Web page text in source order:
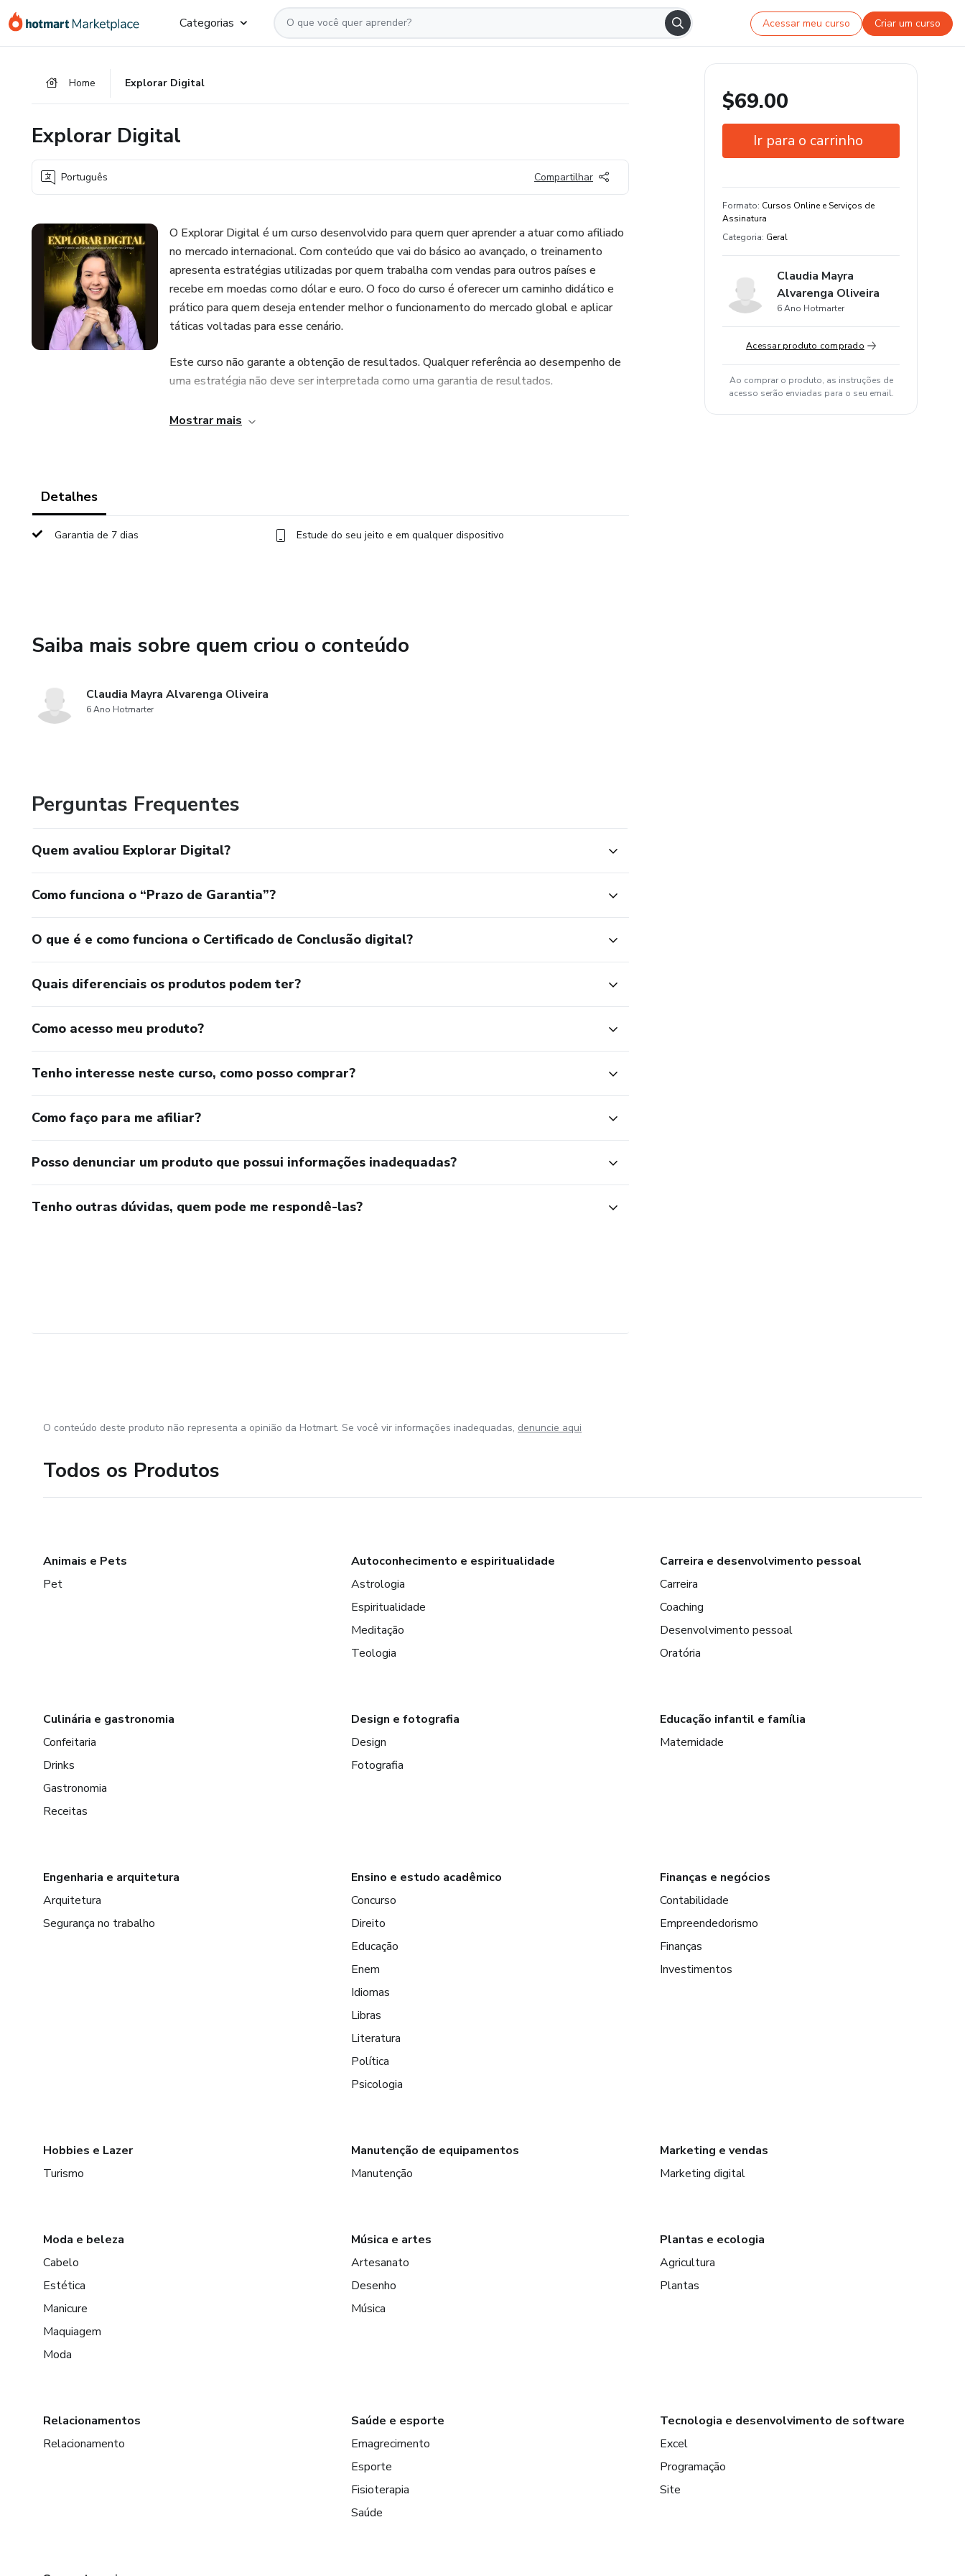
para
para
para
Categorias Acessar meu curso Criar um curso
Home Explorar Digital
Explorar Digital
Português Compartilhar
O Explorar Digital é um curso desenvolvido para quem quer aprender a atuar como afiliado
no mercado internacional. Com conteúdo que vai do básico ao avançado, o treinamento
apresenta estratégias utilizadas por quem trabalha com vendas para outros países e
recebe em moedas como dólar e euro. O foco do curso é oferecer um caminho didático e
prático para quem deseja entender melhor o funcionamento do mercado global e aplicar
táticas voltadas para esse cenário.
Este curso não garante a obtenção de resultados. Qualquer referência ao desempenho de
uma estratégia não deve ser interpretada como uma garantia de resultados.
Mostrar mais
Detalhes
Garantia de 7 dias Estude do seu jeito e em qualquer dispositivo
Saiba mais sobre quem criou o conteúdo
Claudia Mayra Alvarenga Oliveira
6 Ano Hotmarter
Perguntas Frequentes
Quem avaliou Explorar Digital?
Como funciona o “Prazo de Garantia”?
O que é e como funciona o Certificado de Conclusão digital?
Quais diferenciais os produtos podem ter?
Como acesso meu produto?
Tenho interesse neste curso, como posso comprar?
Como faço para me afiliar?
Posso denunciar um produto que possui informações inadequadas?
Tenho outras dúvidas, quem pode me respondê-las?
$69.00
Ir para o carrinho
Estude do seu jeito e em qualquer
dispositivo
Formato: Cursos Online e Serviços de
Assinatura
Categoria: Geral
Claudia Mayra
Alvarenga Oliveira
6 Ano Hotmarter
Acessar produto comprado
Ao comprar o produto, as instruções de
acesso serão enviadas para o seu email.
O conteúdo deste produto não representa a opinião da Hotmart. Se você vir informações inadequadas, denuncie aqui
Todos os Produtos
Animais e Pets
Pet
Autoconhecimento e espiritualidade
Astrologia
Espiritualidade
Meditação
Teologia
Carreira e desenvolvimento pessoal
Carreira
Coaching
Desenvolvimento pessoal
Oratória
Culinária e gastronomia
Confeitaria
Drinks
Gastronomia
Receitas
Design e fotografia
Design
Fotografia
Educação infantil e família
Maternidade
Engenharia e arquitetura
Arquitetura
Segurança no trabalho
Ensino e estudo acadêmico
Concurso
Direito
Educação
Enem
Idiomas
Libras
Literatura
Política
Psicologia
Finanças e negócios
Contabilidade
Empreendedorismo
Finanças
Investimentos
Hobbies e Lazer
Turismo
Manutenção de equipamentos
Manutenção
Marketing e vendas
Marketing digital
Moda e beleza
Cabelo
Estética
Manicure
Maquiagem
Moda
Música e artes
Artesanato
Desenho
Música
Plantas e ecologia
Agricultura
Plantas
Relacionamentos
Relacionamento
Saúde e esporte
Emagrecimento
Esporte
Fisioterapia
Saúde
Tecnologia e desenvolvimento de software
Excel
Programação
Site